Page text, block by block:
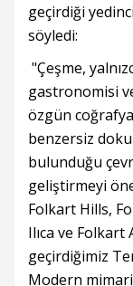
geçirdiği
söyledi:
"Çeşme,
gastronomisi
özgün
benzersiz
bulunduğu
geliştirmeyi
Folkart Hills,
Ilıca ve
geçirdiğimiz
Modern